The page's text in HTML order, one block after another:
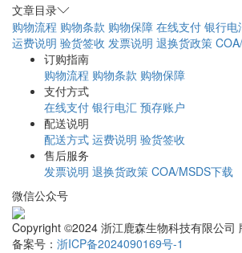
文章目录
购物流程 购物条款 购物保障 在线支付 银行电
运费说明 验货签收 发票说明 退换货政策
订购指南
购物流程 购物条款 购物保障
支付方式
在线支付 银行电汇 预存账户
配送说明
配送方式 运费说明 验货签收
售后服务
发票说明 退换货政策 COA/MSDS下载
微信公众号
Copyright ©2024 浙江鹿森生物科技有限公司
备案号： 浙ICP备2024090169号-1